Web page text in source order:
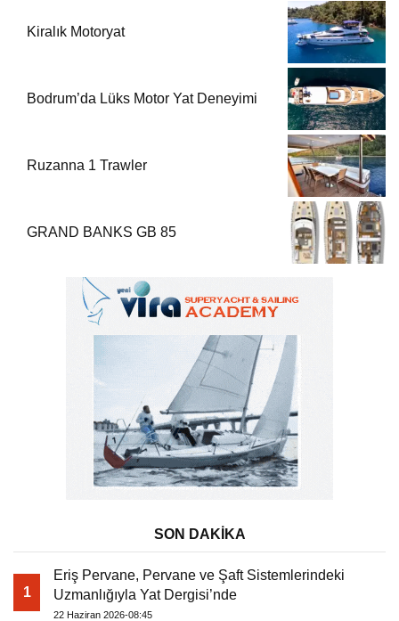
Kiralık Motoryat
Bodrum’da Lüks Motor Yat Deneyimi
Ruzanna 1 Trawler
GRAND BANKS GB 85
SON DAKİKA
1
Eriş Pervane, Pervane ve Şaft Sistemlerindeki
Uzmanlığıyla Yat Dergisi’nde
22 Haziran 2026-08:45